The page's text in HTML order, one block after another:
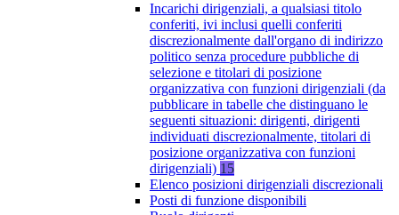
Incarichi dirigenziali, a qualsiasi titolo
conferiti, ivi inclusi quelli conferiti
discrezionalmente dall'organo di indirizzo
politico senza procedure pubbliche di
selezione e titolari di posizione
organizzativa con funzioni dirigenziali (da
pubblicare in tabelle che distinguano le
seguenti situazioni: dirigenti, dirigenti
individuati discrezionalmente, titolari di
posizione organizzativa con funzioni
dirigenziali) 15
Elenco posizioni dirigenziali discrezionali
Posti di funzione disponibili